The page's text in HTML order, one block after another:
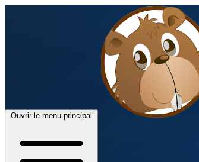
Ouvrir le menu principal